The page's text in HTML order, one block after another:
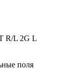
R/L 2G L
поля